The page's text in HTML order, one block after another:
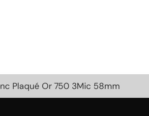
Plaqué Or 750 3Mic 58mm